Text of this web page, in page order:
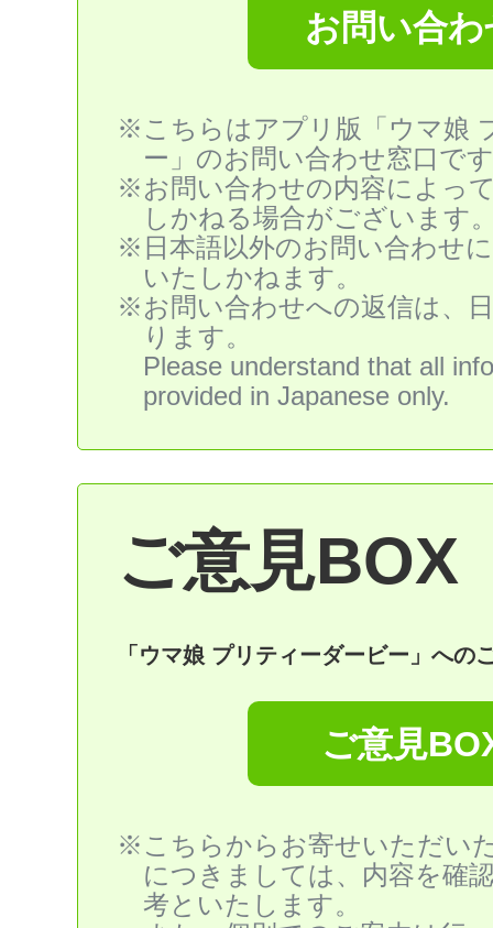
お問い合わ
※こちらはアプリ版「ウマ娘
ー」のお問い合わせ窓口で
※お問い合わせの内容によっ
しかねる場合がございます
※日本語以外のお問い合わせ
いたしかねます。
※お問い合わせへの返信は、
ります。
Please understand that all
provided in Japanese only.
ご意見BOX
「ウマ娘 プリティーダービー」への
ご意見
※こちらからお寄せいただい
につきましては、内容を確
考といたします。